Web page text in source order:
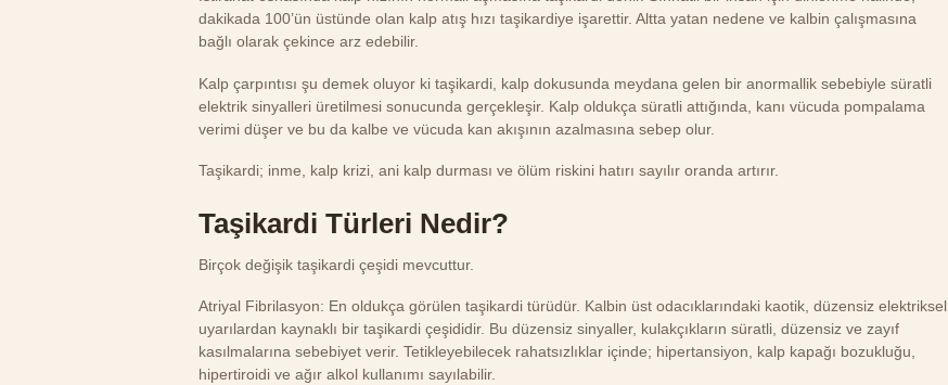
dakikada 100’ün üstünde olan kalp atış hızı taşikardiye işarettir. Altta yatan nedene ve kalbin çalışmasına
bağlı olarak çekince arz edebilir.
Kalp çarpıntısı şu demek oluyor ki taşikardi, kalp dokusunda meydana gelen bir anormallik sebebiyle süratli
elektrik sinyalleri üretilmesi sonucunda gerçekleşir. Kalp oldukça süratli attığında, kanı vücuda pompalama
verimi düşer ve bu da kalbe ve vücuda kan akışının azalmasına sebep olur.
Taşikardi; inme, kalp krizi, ani kalp durması ve ölüm riskini hatırı sayılır oranda artırır.
Taşikardi Türleri Nedir?
Birçok değişik taşikardi çeşidi mevcuttur.
Atriyal Fibrilasyon: En oldukça görülen taşikardi türüdür. Kalbin üst odacıklarındaki kaotik, düzensiz elektriksel
uyarılardan kaynaklı bir taşikardi çeşididir. Bu düzensiz sinyaller, kulakçıkların süratli, düzensiz ve zayıf
kasılmalarına sebebiyet verir. Tetikleyebilecek rahatsızlıklar içinde; hipertansiyon, kalp kapağı bozukluğu,
hipertiroidi ve ağır alkol kullanımı sayılabilir.